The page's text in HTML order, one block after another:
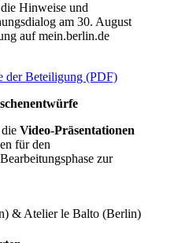
Hinweise und
am 30. August
auf mein.berlin.de
der Beteiligung (PDF)
Video-Präsentationen
für den
zur
& Atelier le Balto (Berlin)